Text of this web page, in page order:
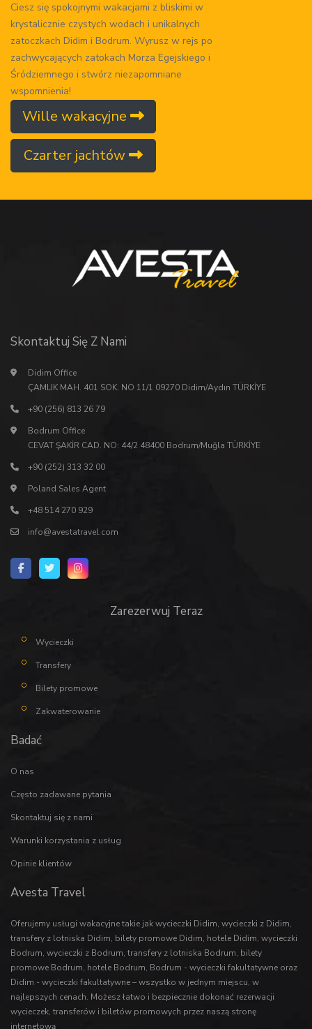
Ciesz się spokojnymi wakacjami z bliskimi w
krystalicznie czystych wodach i unikalnych
zatoczkach Didim i Bodrum. Wyrusz w rejs po
zachwycających zatokach Morza Egejskiego i
Śródziemnego i stwórz niezapomniane
wspomnienia!
Wille wakacyjne
Czarter jachtów
Skontaktuj Się Z Nami
Didim Office
ÇAMLIK MAH. 401 SOK. NO 11/1 09270 Didim/Aydın TÜRKİYE
+90 (256) 813 26 79
Bodrum Office
CEVAT ŞAKİR CAD. NO: 44/2 48400 Bodrum/Muğla TÜRKİYE
+90 (252) 313 32 00
Poland Sales Agent
+48 514 270 929
info@avestatravel.com
Zarezerwuj Teraz
Wycieczki
Transfery
Bilety promowe
Zakwaterowanie
Badać
O nas
Często zadawane pytania
Skontaktuj się z nami
Warunki korzystania z usług
Opinie klientów
Avesta Travel
Oferujemy usługi wakacyjne takie jakwycieczki Didim, wycieczki z Didim,
transfery z lotniska Didim, bilety promowe Didim, hotele Didim, wycieczki
Bodrum, wycieczki z Bodrum, transfery z lotniska Bodrum, bilety
promowe Bodrum, hotele Bodrum, Bodrum - wycieczki fakultatywne oraz
Didim - wycieczki fakultatywne– wszystko w jednym miejscu, w
najlepszych cenach. Możesz łatwo i bezpiecznie dokonać rezerwacji
wycieczek, transferów i biletów promowych przez naszą stronę
internetową